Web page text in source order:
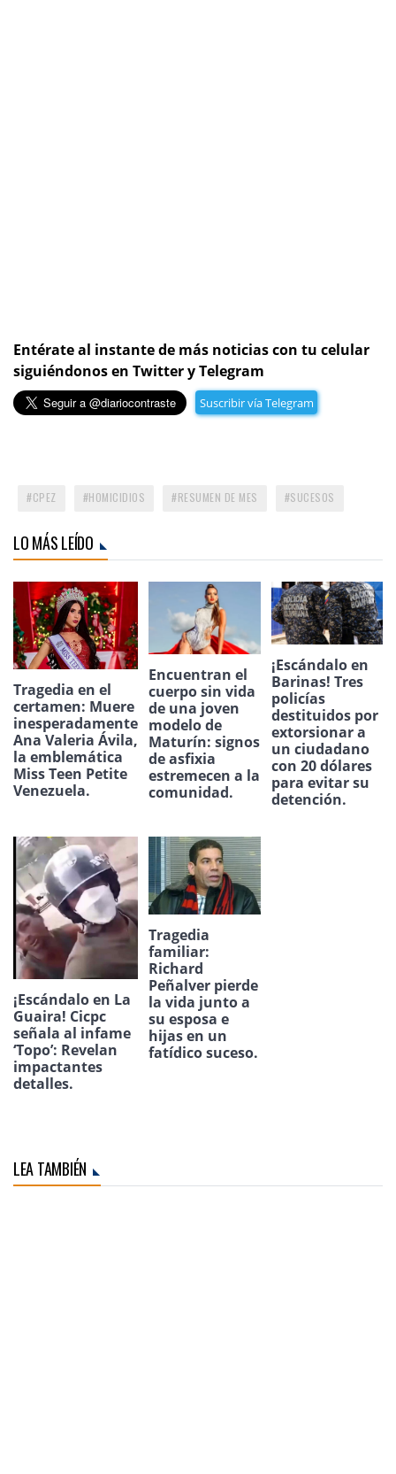
Entérate al instante de más noticias con tu celular
siguiéndonos en Twitter y Telegram
Suscribir vía Telegram
CPEZ HOMICIDIOS RESUMEN DE MES SUCESOS
LO MÁS LEÍDO
Tragedia en el
certamen: Muere
inesperadamente
Ana Valeria Ávila,
la emblemática
Miss Teen Petite
Venezuela.
Encuentran el
cuerpo sin vida
de una joven
modelo de
Maturín: signos
de asfixia
estremecen a la
comunidad.
¡Escándalo en
Barinas! Tres
policías
destituidos por
extorsionar a
un ciudadano
con 20 dólares
para evitar su
detención.
¡Escándalo en La
Guaira! Cicpc
señala al infame
‘Topo’: Revelan
impactantes
detalles.
Tragedia
familiar:
Richard
Peñalver pierde
la vida junto a
su esposa e
hijas en un
fatídico suceso.
LEA TAMBIÉN